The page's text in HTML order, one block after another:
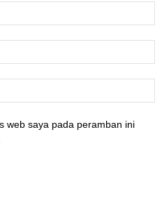
web saya pada peramban ini